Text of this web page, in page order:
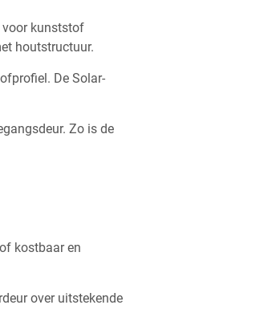
voor kunststof
houtstructuur.
De Solar-
Zo is de
kostbaar en
over uitstekende